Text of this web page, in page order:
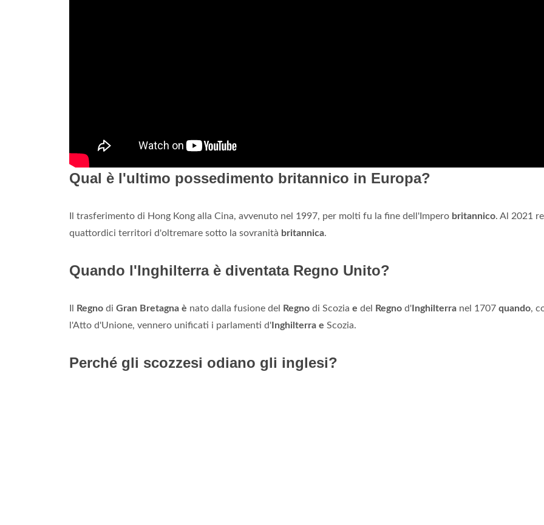
Qual è l'ultimo possedimento britannico in Europa?
Il trasferimento di Hong Kong alla Cina, avvenuto nel 1997, per molti fu la fine dell'Impero britannico. Al 2021
quattordici territori d'oltremare sotto la sovranità britannica.
Quando l'Inghilterra è diventata Regno Unito?
Regno di Gran Bretagna è nato dalla fusione del Regno di Scozia e del Regno d' Inghilterra nel 1707 quando,
l'Atto d'Unione, vennero unificati i parlamenti d' Inghilterra e Scozia.
Perché gli scozzesi odiano gli inglesi?